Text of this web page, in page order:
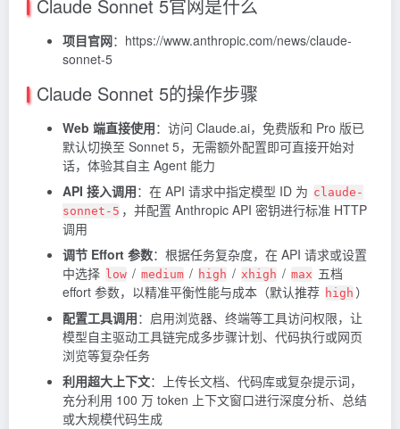
Claude Sonnet 5官网是什么
项目官网：https://www.anthropic.com/news/claude-
sonnet-5
Claude Sonnet 5的操作步骤
Web 端直接使用：访问 Claude.ai，免费版和 Pro 版已
默认切换至 Sonnet 5，无需额外配置即可直接开始对
话，体验其自主 Agent 能力
API 接入调用：在 API 请求中指定模型 ID 为 claude-
sonnet-5 ，并配置 Anthropic API 密钥进行标准 HTTP
调用
调节 Effort 参数：根据任务复杂度，在 API 请求或设置
中选择
low / medium / high / xhigh / max 五档
effort 参数，以精准平衡性能与成本（默认推荐 high ）
配置工具调用：启用浏览器、终端等工具访问权限，让
模型自主驱动工具链完成多步骤计划、代码执行或网页
浏览等复杂任务
利用超大上下文：上传长文档、代码库或复杂提示词，
充分利用 100 万 token 上下文窗口进行深度分析、总结
或大规模代码生成